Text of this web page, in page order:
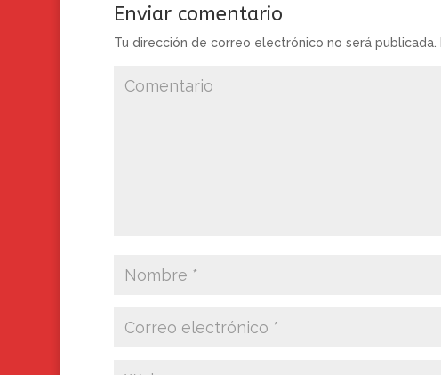
Enviar comentario
Tu dirección de correo electrónico no será publicada.